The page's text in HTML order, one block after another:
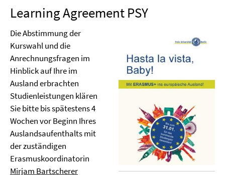
Learning Agreement PSY
Die Abstimmung der
Kurswahl und die
Anrechnungsfragen im
Hinblick auf Ihre im
Ausland erbrachten
Studienleistungen klären
Sie bitte bis spätestens 4
Wochen vor Beginn Ihres
Auslandsaufenthalts mit
der zuständigen
Erasmuskoordinatorin
Mirjam Bartscherer